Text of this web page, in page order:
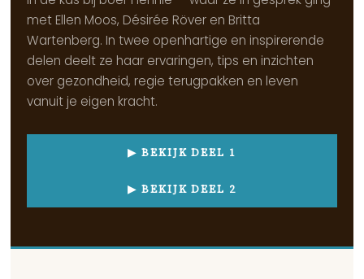
met Ellen Moos, Désirée Röver en Britta
Wartenberg. In twee openhartige en inspirerende
delen deelt ze haar ervaringen, tips en inzichten
over gezondheid, regie terugpakken en leven
vanuit je eigen kracht.
▶ BEKIJK DEEL 1
▶ BEKIJK DEEL 2